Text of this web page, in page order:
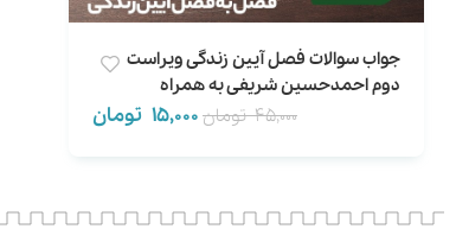
جواب سوالات فصل آیین زندگی ویراست
دوم احمدحسین شریفی به همراه
نمونه سوال (فایل صوتی)
45,000 تومان 15,000 تومان